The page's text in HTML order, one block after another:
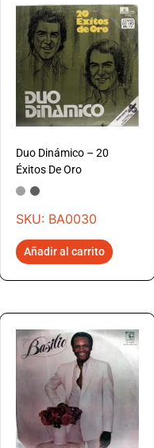
Duo Dinámico – 20
Éxitos De Oro
SKU: BA0030
Añadir al carrito